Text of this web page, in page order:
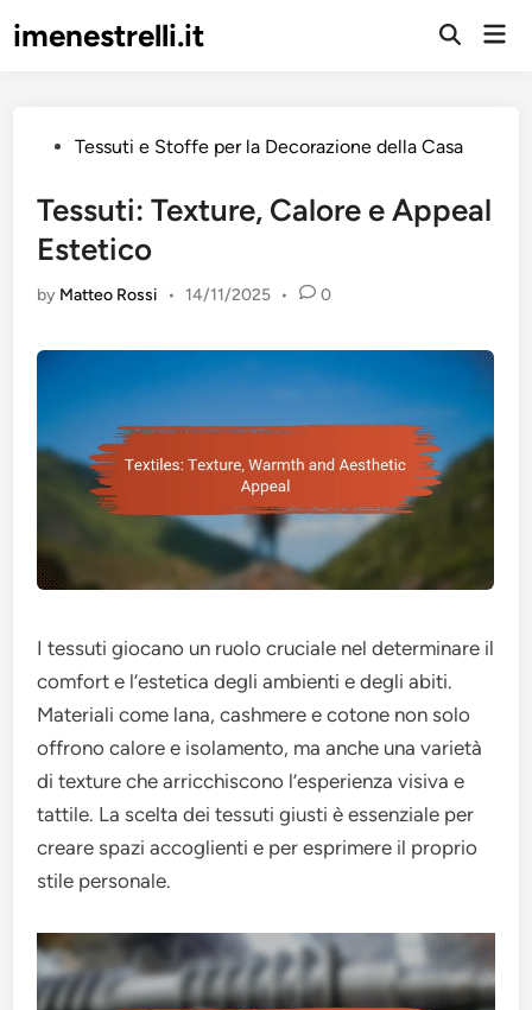
toimenestrelli.it
Open
PostedTessuti e Stoffe per la Decorazione della Casa
Tessuti: Texture, Calore e Appeal
Estetico
by Matteo Rossi • 14/11/2025 • 0
I tessuti giocano un ruolo cruciale nel determinare il
comfort e l’estetica degli ambienti e degli abiti.
Materiali come lana, cashmere e cotone non solo
offrono calore e isolamento, ma anche una varietà
di texture che arricchiscono l’esperienza visiva e
tattile. La scelta dei tessuti giusti è essenziale per
creare spazi accoglienti e per esprimere il proprio
stile personale.